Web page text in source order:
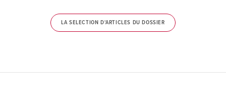
LA SELECTION D'ARTICLES DU DOSSIER